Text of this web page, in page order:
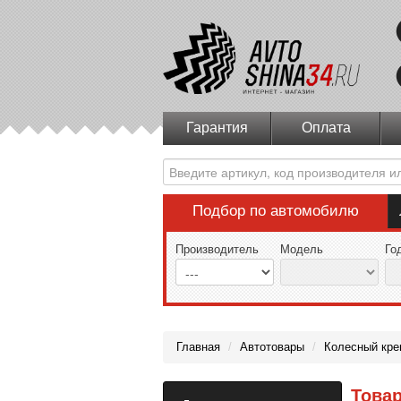
Гарантия Оплата
Подбор по автомобилю
Производитель Модель
Главная / Автотовары / Колесный